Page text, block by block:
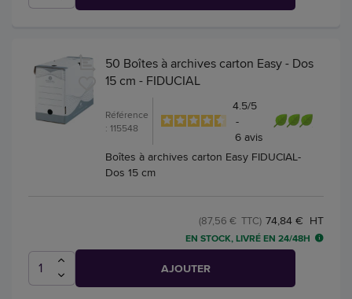
50 Boîtes à archives carton Easy - Dos
15 cm - FIDUCIAL
Référence
: 115548
4.5/5
-
6 avis
Boîtes à archives carton Easy FIDUCIAL-
Dos 15 cm
74,84 € HT
(87,56 € TTC)
EN STOCK, LIVRÉ EN 24/48H
AJOUTER